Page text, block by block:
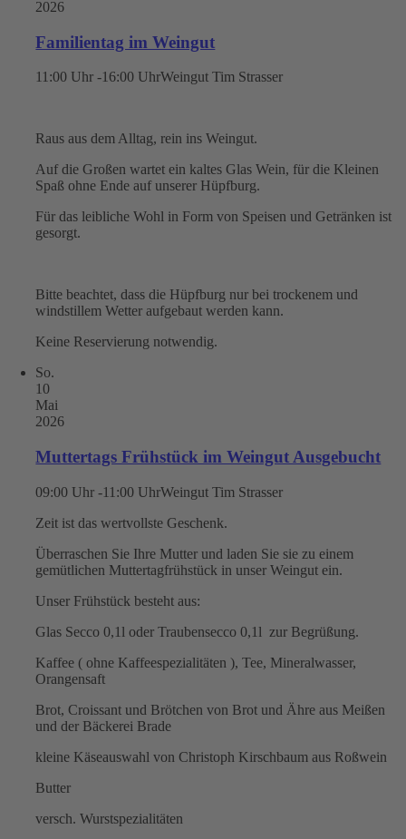
2026
Familientag im Weingut
11:00 Uhr -16:00 UhrWeingut Tim Strasser
Raus aus dem Alltag, rein ins Weingut.
Auf die Großen wartet ein kaltes Glas Wein, für die Kleinen
Spaß ohne Ende auf unserer Hüpfburg.
Für das leibliche Wohl in Form von Speisen und Getränken ist
gesorgt.
Bitte beachtet, dass die Hüpfburg nur bei trockenem und
windstillem Wetter aufgebaut werden kann.
Keine Reservierung notwendig.
So.
10
Mai
2026
Muttertags Frühstück im Weingut Ausgebucht
09:00 Uhr -11:00 UhrWeingut Tim Strasser
Zeit ist das wertvollste Geschenk.
Überraschen Sie Ihre Mutter und laden Sie sie zu einem
gemütlichen Muttertagfrühstück in unser Weingut ein.
Unser Frühstück besteht aus:
Glas Secco 0,1l oder Traubensecco 0,1l zur Begrüßung.
Kaffee ( ohne Kaffeespezialitäten ), Tee, Mineralwasser,
Orangensaft
Brot, Croissant und Brötchen von Brot und Ähre aus Meißen
und der Bäckerei Brade
kleine Käseauswahl von Christoph Kirschbaum aus Roßwein
Butter
versch. Wurstspezialitäten